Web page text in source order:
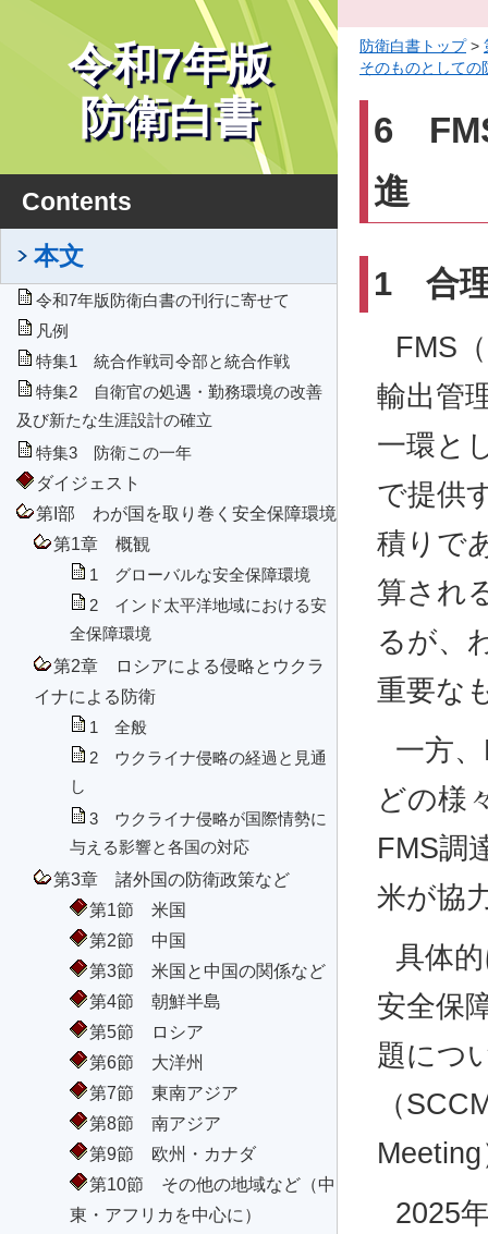
令和7年版
防衛白書
Contents
本文
令和7年版防衛白書の刊行に寄せて
凡例
特集1 統合作戦司令部と統合作戦
特集2 自衛官の処遇・勤務環境の改善
及び新たな生涯設計の確立
特集3 防衛この一年
ダイジェスト
第I部 わが国を取り巻く安全保障環境
第1章 概観
1 グローバルな安全保障環境
2 インド太平洋地域における安
全保障環境
第2章 ロシアによる侵略とウクラ
イナによる防衛
1 全般
2 ウクライナ侵略の経過と見通
し
3 ウクライナ侵略が国際情勢に
与える影響と各国の対応
第3章 諸外国の防衛政策など
第1節 米国
第2節 中国
第3節 米国と中国の関係など
第4節 朝鮮半島
第5節 ロシア
第6節 大洋州
第7節 東南アジア
第8節 南アジア
第9節 欧州・カナダ
第10節 その他の地域など（中
東・アフリカを中心に）
防衛白書トップ>
そのものとしての
6
進
1 合理
FMS
輸出管
一環と
で提供
積りで
算され
るが、
重要な
一方
どの様
FMS調
米が協
具体
安全保
題につ
（
2025